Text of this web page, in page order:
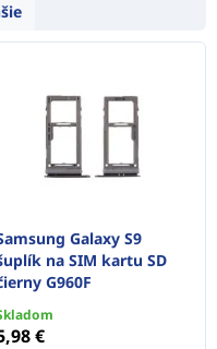
Galaxy S9
na SIM kartu SD
G960F
€